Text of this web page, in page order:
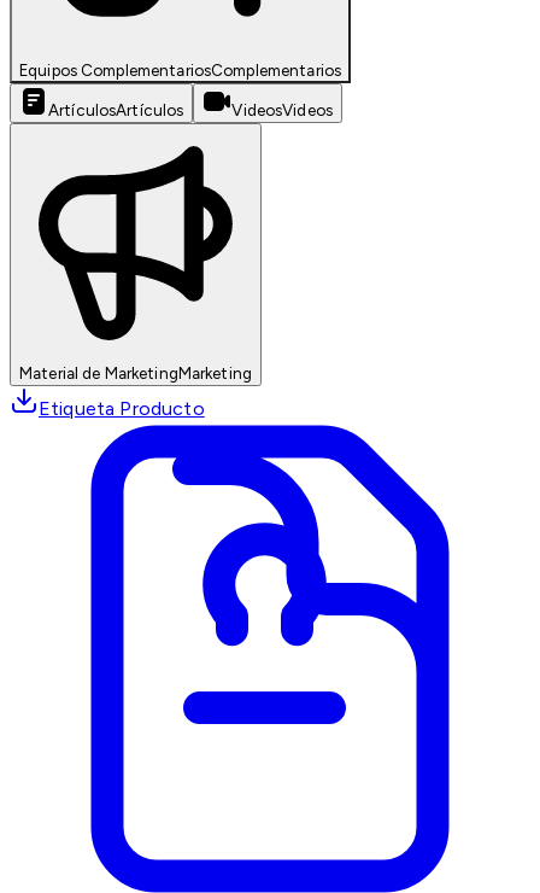
Equipos ComplementariosComplementarios
ArtículosArtículos VideosVideos
Material de MarketingMarketing
Etiqueta Producto